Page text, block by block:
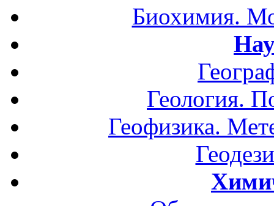
Биохимия.
Геология.
Геофизика.